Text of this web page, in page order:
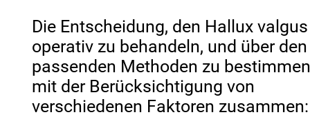
Die Entscheidung, den Hallux valgus
operativ zu behandeln, und über den
passenden Methoden zu
mit der Berücksichtigung von
verschiedenen Faktoren zusammen: